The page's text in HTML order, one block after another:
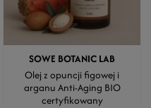
SOWE BOTANIC LAB
Olej z opuncji figowej i
arganu Anti-Aging BIO
certyfikowany